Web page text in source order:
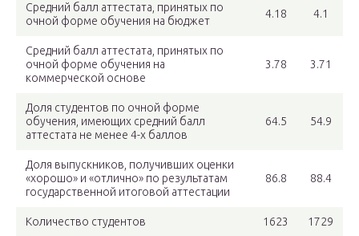
Средний балл аттестата, принятых по
очной форме обучения на бюджет
4.18 4.1
Средний балл аттестата, принятых по
очной форме обучения на
коммерческой основе
3.78 3.71
Доля студентов по очной форме
обучения, имеющих средний балл
аттестата не менее 4-х баллов
64.5 54.9
Доля выпускников, получивших оценки
«хорошо» и «отлично» по результатам
государственной итоговой аттестации
86.8 88.4
Количество студентов 1623 1729